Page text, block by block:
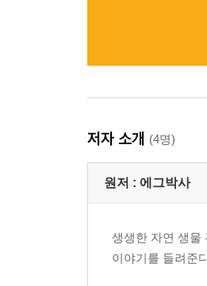
저자 소개 (4명)
원저 : 에그박사
생생한 자연 생물
이야기를 들려준